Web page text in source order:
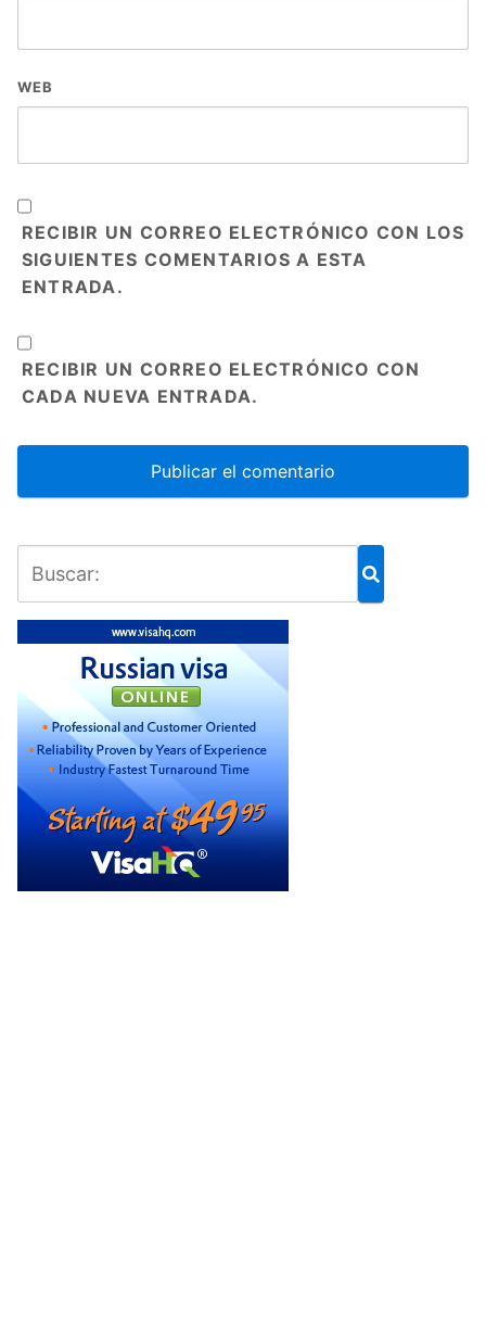
WEB
RECIBIR UN CORREO ELECTRÓNICO CON LOS
SIGUIENTES COMENTARIOS A ESTA
ENTRADA.
RECIBIR UN CORREO ELECTRÓNICO CON
CADA NUEVA ENTRADA.